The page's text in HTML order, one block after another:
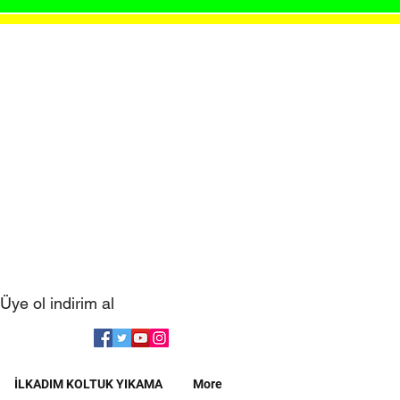
Üye ol indirim al
İLKADIM KOLTUK YIKAMA More